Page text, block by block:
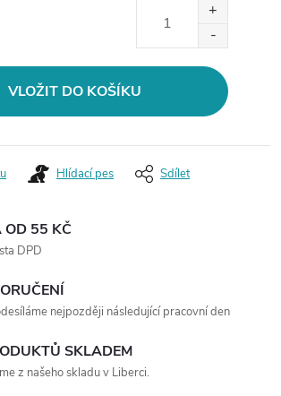
VLOŽIT DO KOŠÍKU
Hlídací pes Sdílet
OD 55 KČ
DPD
nejpozději následující pracovní den
SKLADEM
z našeho skladu v Liberci.